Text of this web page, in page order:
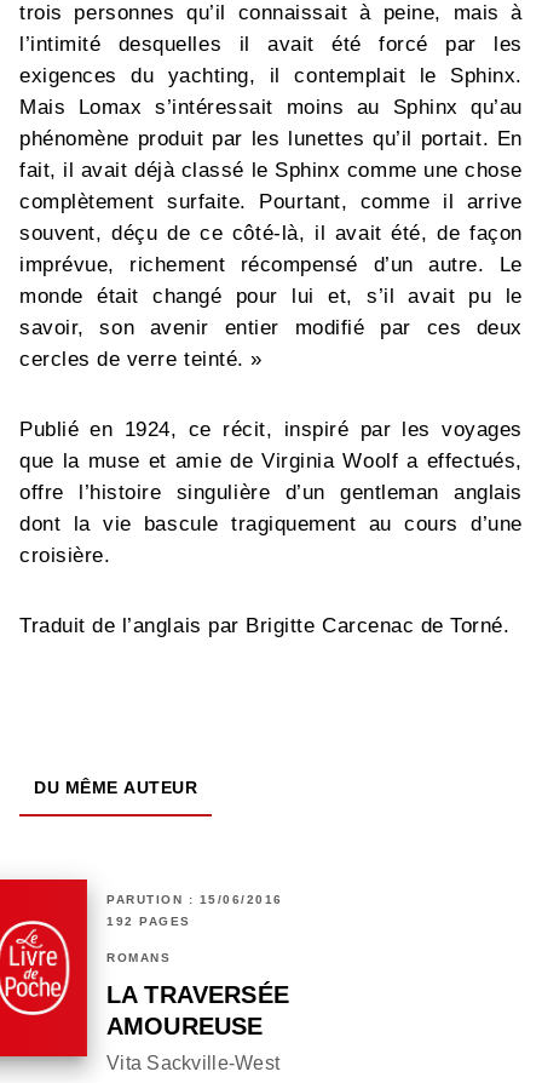
trois personnes qu’il connaissait à peine, mais à
l’intimité desquelles il avait été forcé par les
exigences du yachting, il contemplait le Sphinx.
Mais Lomax s’intéressait moins au Sphinx qu’au
phénomène produit par les lunettes qu’il portait. En
fait, il avait déjà classé le Sphinx comme une chose
complètement surfaite. Pourtant, comme il arrive
souvent, déçu de ce côté-là, il avait été, de façon
imprévue, richement récompensé d’un autre. Le
monde était changé pour lui et, s’il avait pu le
savoir, son avenir entier modifié par ces deux
cercles de verre teinté. »
Publié en 1924, ce récit, inspiré par les voyages
que la muse et amie de Virginia Woolf a effectués,
offre l’histoire singulière d’un gentleman anglais
dont la vie bascule tragiquement au cours d’une
croisière.
Traduit de l’anglais par Brigitte Carcenac de Torné.
DU MÊME AUTEUR
PARUTION : 15/06/2016
192 PAGES
ROMANS
LA TRAVERSÉE
AMOUREUSE
Vita Sackville-West